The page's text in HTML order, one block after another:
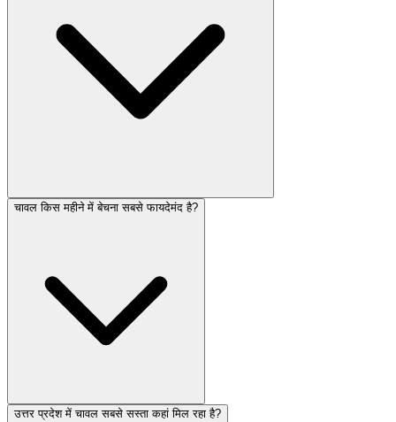
चावल किस महीने में बेचना सबसे फायदेमंद है?
उत्तर प्रदेश में चावल सबसे सस्ता कहां मिल रहा है?